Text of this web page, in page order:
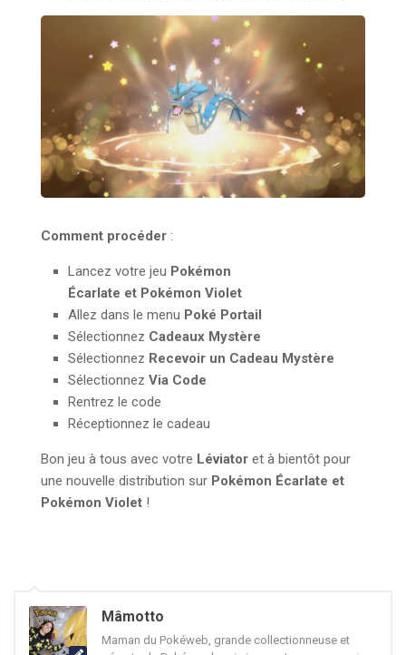
Comment procéder :
Lancez votre jeu Pokémon
Écarlate et Pokémon Violet
Allez dans le menu Poké Portail
Sélectionnez Cadeaux Mystère
Sélectionnez Recevoir un Cadeau Mystère
Sélectionnez Via Code
Rentrez le code
Réceptionnez le cadeau
Bon jeu à tous avec votre Léviator et à bientôt pour
une nouvelle distribution sur Pokémon Écarlate et
Pokémon Violet !
Mâmotto
Maman du Pokéweb, grande collectionneuse et